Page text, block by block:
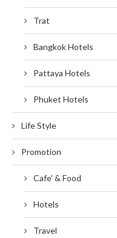
Trat
Bangkok Hotels
Pattaya Hotels
Phuket Hotels
Life Style
Promotion
Cafe' & Food
Hotels
Travel